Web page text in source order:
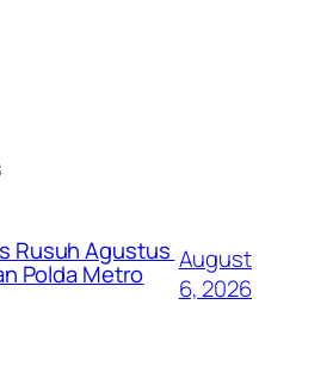
Rusuh Agustus
Polda Metro
August
6, 2026